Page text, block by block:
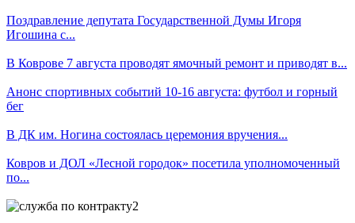
Поздравление депутата Государственной Думы Игоря
Игошина с...
В Коврове 7 августа проводят ямочный ремонт и приводят в...
Анонс спортивных событий 10-16 августа: футбол и горный
бег
В ДК им. Ногина состоялась церемония вручения...
Ковров и ДОЛ «Лесной городок» посетила уполномоченный
по...